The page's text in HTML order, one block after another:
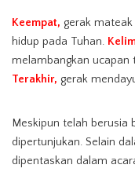
Keempat, gerak
hidup pada Tuhan.
melambangkan ucapan
Terakhir, gerak
Meskipun telah berusia
dipertunjukan. Selain
dipentaskan dalam